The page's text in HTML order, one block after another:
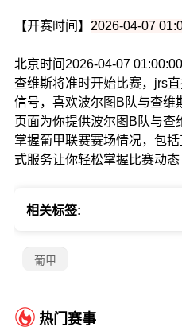
【开赛时间】 2026-04-07
北京时间2026-04-07
查维斯将准时开始比赛，jrs
信号，喜欢波尔图B队与查维
页面为你提供波尔图B队与查
掌握葡甲联赛赛场情况，包
式服务让你轻松掌握比赛动态
相关标签:
葡甲
热门赛事